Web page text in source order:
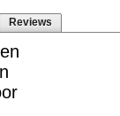
Reviews